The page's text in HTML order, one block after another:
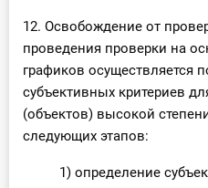
12. Освобождение от
проведения проверки на
графиков осуществляется
субъективных критериев
(объектов) высокой
следующих этапов:
1) определение